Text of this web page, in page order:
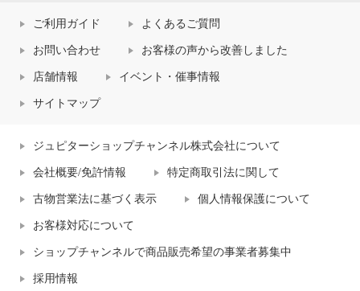
ご利用ガイド よくあるご質問
お問い合わせ お客様の声から改善しました
店舗情報 イベント・催事情報
サイトマップ
ジュピターショップチャンネル株式会社について
会社概要/免許情報 特定商取引法に関して
古物営業法に基づく表示 個人情報保護について
お客様対応について
ショップチャンネルで商品販売希望の事業者募集中
採用情報